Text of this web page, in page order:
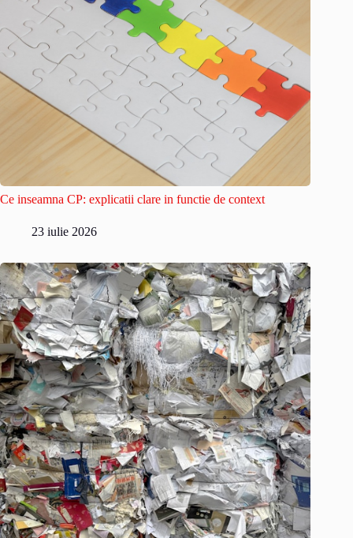
Ce inseamna CP: explicatii clare in functie de context
23 iulie 2026